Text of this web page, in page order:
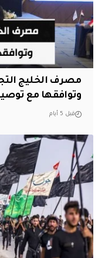
مصرف الخليج
وتوافقها مع
قبل 5 أيام